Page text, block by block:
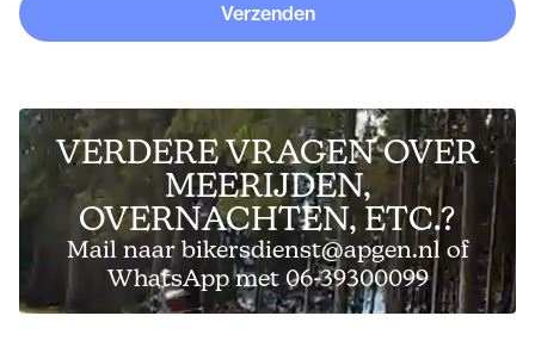
Verzenden
VERDERE VRAGEN OVER
MEERIJDEN,
OVERNACHTEN, ETC.?
Mail naar bikersdienst@apgen.nl of
WhatsApp met 06-39300099